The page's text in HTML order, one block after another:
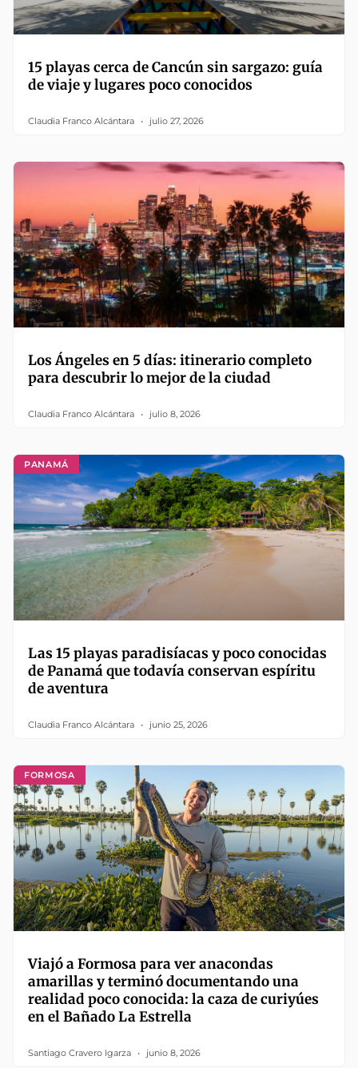
15 playas cerca de Cancún sin sargazo: guía
de viaje y lugares poco conocidos
Claudia Franco Alcántara julio 27, 2026
Los Ángeles en 5 días: itinerario completo
para descubrir lo mejor de la ciudad
Claudia Franco Alcántara julio 8, 2026
PANAMÁ
Las 15 playas paradisíacas y poco conocidas
de Panamá que todavía conservan espíritu
de aventura
Claudia Franco Alcántara junio 25, 2026
FORMOSA
Viajó a Formosa para ver anacondas
amarillas y terminó documentando una
realidad poco conocida: la caza de curiyúes
en el Bañado La Estrella
Santiago Cravero Igarza junio 8, 2026